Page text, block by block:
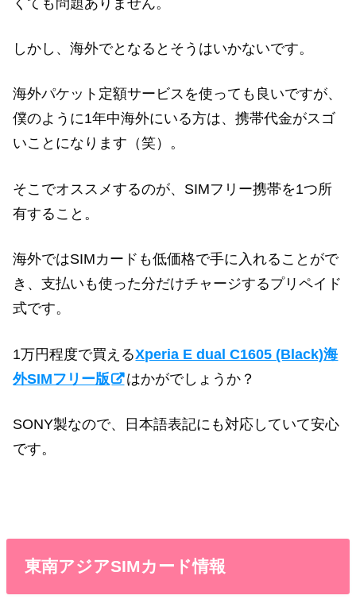
しかし、海外でとなるとそうはいかないです。
海外パケット定額サービスを使っても良いですが、
僕のように1年中海外にいる方は、携帯代金がスゴ
いことになります（笑）。
そこでオススメするのが、SIMフリー携帯を1つ所
有すること。
海外ではSIMカードも低価格で手に入れることがで
き、支払いも使った分だけチャージするプリペイド
式です。
1万円程度で買えるXperia E dual C1605 (Black)海
外SIMフリー版
はかがでしょうか？
SONY製なので、日本語表記にも対応していて安心
です。
東南アジアSIMカード情報